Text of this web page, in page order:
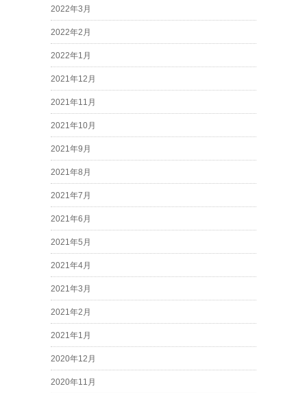
2022年3月
2022年2月
2022年1月
2021年12月
2021年11月
2021年10月
2021年9月
2021年8月
2021年7月
2021年6月
2021年5月
2021年4月
2021年3月
2021年2月
2021年1月
2020年12月
2020年11月